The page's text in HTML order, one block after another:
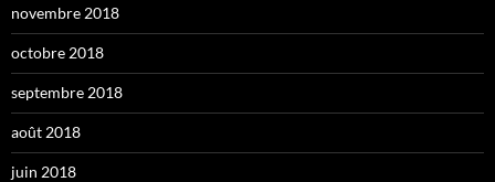
novembre 2018
octobre 2018
septembre 2018
août 2018
juin 2018